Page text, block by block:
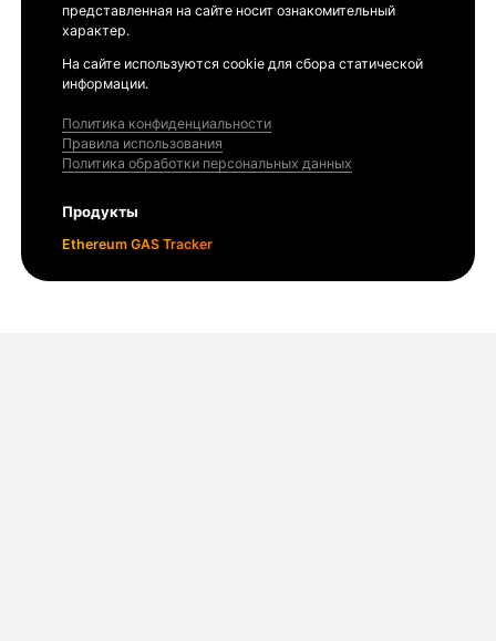
представленная на сайте носит ознакомительный
характер.
На сайте используются cookie для сбора статической
информации.
Политика конфиденциальности
Правила использования
Политика обработки персональных данных
Продукты
Ethereum GAS Tracker